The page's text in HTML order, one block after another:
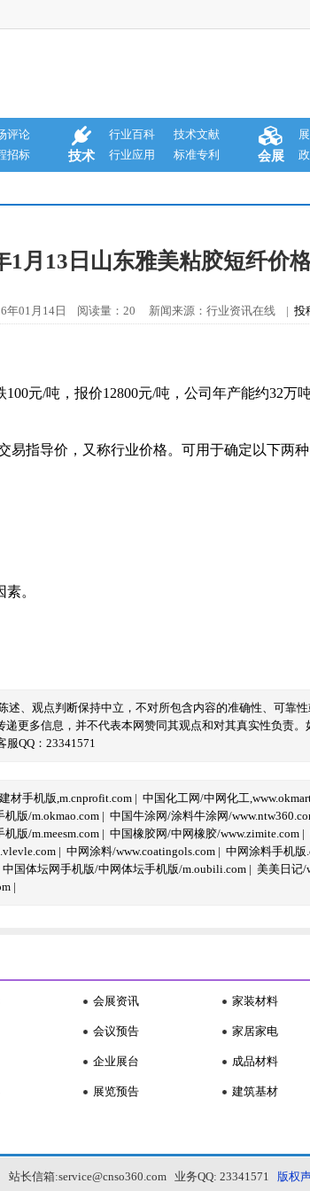
评论
招标 技术
行业百科
技术文献
行业应用
标准专利 会展
1月13日山东雅美粘胶短纤价
年01月14日 阅读量：20 新闻来源：行业资讯在线 | 投
元/吨，报价12800元/吨，公司年产能约32万吨
指导价，又称行业价格。可用于确定以下两种
。
述、观点判断保持中立，不对所包含内容的准确性、可靠
更多信息，并不代表本网赞同其观点和对其真实性负责
服QQ：23341571
材手机版,m.cnprofit.com | 中国化工网/中网化工
版/m.okmao.com | 中国牛涂网/涂料牛涂网/
版/m.meesm.com | 中国橡胶网/中网橡胶/www.zimite.com |
| 中网涂料/www.coatingols.com | 中网涂料手机版
中国体坛网手机版/中网体坛手机版/m.oubili.com | 美美日记/
|
会展资讯
会议预告
企业展台
展览预告
家装材料
家居家电
成品材料
建筑基材
站长信箱:service@cnso360.com 业务QQ: 23341571 版权